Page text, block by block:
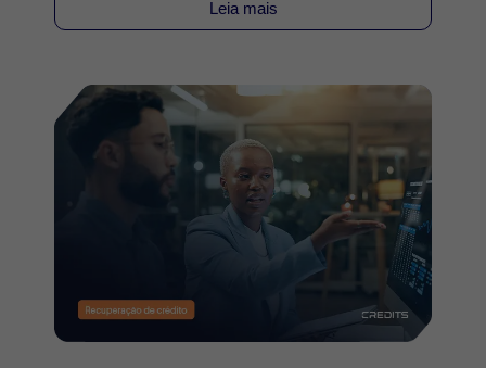
Leia mais